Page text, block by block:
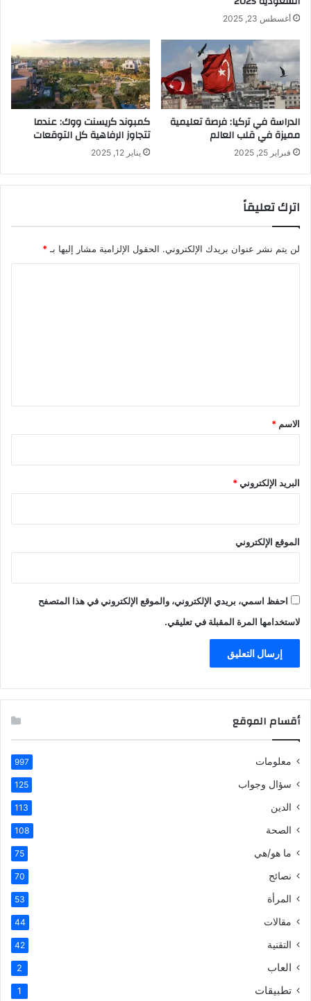
أغسطس 23, 2025
الدراسة في تركيا: فرصة تعليمية
مميزة في قلب العالم
فبراير 25, 2025
كمبوند كريسنت ووك: عندما
تتجاوز الرفاهية كل التوقعات
يناير 12, 2025
اترك تعليقاً
لن يتم نشر عنوان بريدك الإلكتروني. الحقول الإلزامية مشار إليها بـ *
*
الاسم *
البريد الإلكتروني*
الموقع الإلكتروني
احفظ اسمي، بريدي الإلكتروني، والموقع الإلكتروني في هذا المتصفح
لاستخدامها المرة المقبلة في تعليقي.
أقسام الموقع
معلومات 997
سؤال وجواب 125
الدين 113
الصحة 108
ما هو/هي 75
نصائح 70
المرأة 53
مقالات 44
التقنية 42
العاب 2
تطبيقات 1